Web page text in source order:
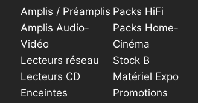
Amplis / Préamplis
Amplis Audio-
Vidéo
Lecteurs réseau
Lecteurs CD
Enceintes
Packs HiFi
Packs Home-
Cinéma
Stock B
Matériel Expo
Promotions